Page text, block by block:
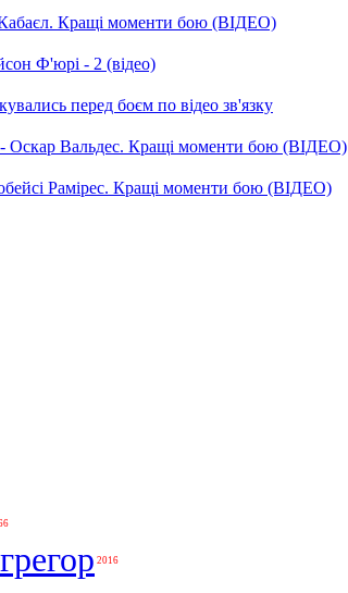
Кращі моменти бою (ВІДЕО)
Ф'юрі - 2 (відео)
перед боєм по відео зв'язку
Оскар Вальдес. Кращі моменти бою (ВІДЕО)
Рамірес. Кращі моменти бою (ВІДЕО)
2016